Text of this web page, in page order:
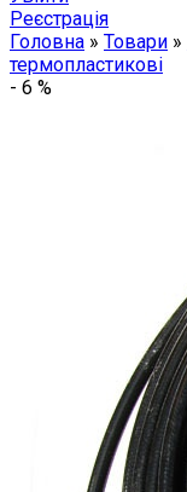
Реєстрація
Головна » Товари »
термопластикові
- 6 %